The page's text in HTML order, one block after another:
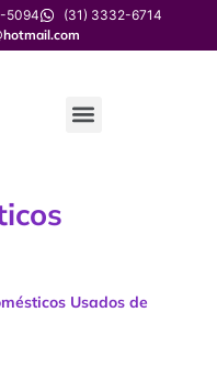
5094
(31) 3332-6714
Usados de